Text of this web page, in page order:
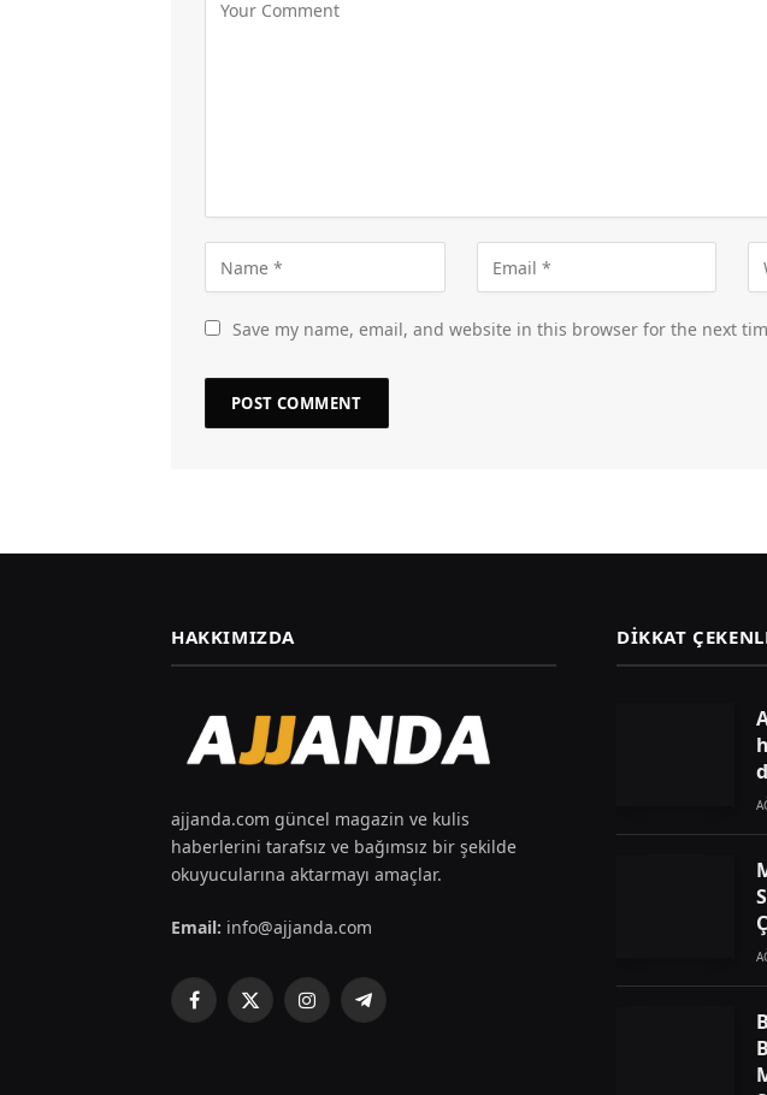
Save my name, email, and website in this browser for the next
HAKKIMIZDA
ajjanda.com güncel magazin ve kulis
haberlerini tarafsız ve bağımsız bir şekilde
okuyucularına aktarmayı amaçlar.
Email: info@ajjanda.com
Facebook
X
InstagramTelegram
DIKKAT